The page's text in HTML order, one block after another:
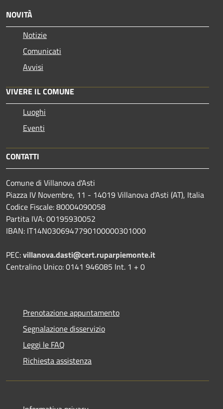
NOVITÀ
Notizie
Comunicati
Avvisi
VIVERE IL COMUNE
Luoghi
Eventi
CONTATTI
Comune di Villanova d'Asti
Piazza IV Novembre, 11 - 14019 Villanova d'Asti (AT), Italia
Codice Fiscale: 80004090058
Partita IVA: 00195930052
IBAN: IT14N0306947790100000301000
PEC:villanova.dasti@cert.ruparpiemonte.it
Centralino Unico: 0141 946085 Int. 1 + 0
Prenotazione appuntamento
Segnalazione disservizio
Leggi le FAQ
Richiesta assistenza